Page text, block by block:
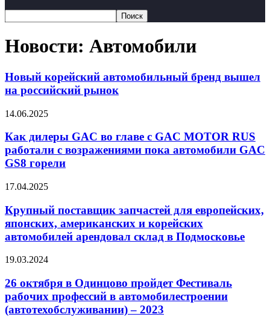
Новости: Автомобили
Новый корейский автомобильный бренд вышел
на российский рынок
14.06.2025
Как дилеры GAC во главе с GAC MOTOR RUS
работали с возражениями пока автомобили GAC
GS8 горели
17.04.2025
Крупный поставщик запчастей для европейских,
японских, американских и корейских
автомобилей арендовал склад в Подмосковье
19.03.2024
26 октября в Одинцово пройдет Фестиваль
рабочих профессий в автомобилестроении
(автотехобслуживании) – 2023